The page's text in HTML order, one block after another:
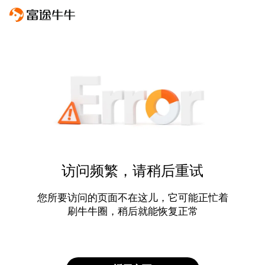
访问频繁，请稍后重试
您所要访问的页面不在这儿，它可能正忙着
刷牛牛圈，稍后就能恢复正常